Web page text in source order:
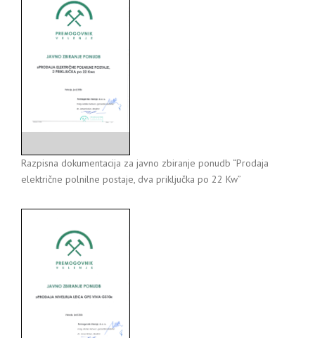
Razpisna dokumentacija za javno zbiranje ponudb “Prodaja
električne polnilne postaje, dva priključka po 22 Kw”